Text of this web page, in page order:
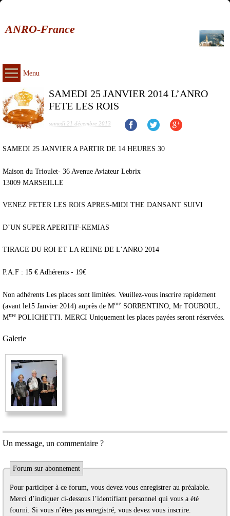
ANRO-France
Menu
SAMEDI 25 JANVIER 2014 L’ANRO
FETE LES ROIS
samedi 21 décembre 2013
SAMEDI 25 JANVIER A PARTIR DE 14 HEURES 30
Maison du Trioulet- 36 Avenue Aviateur Lebrix
13009 MARSEILLE
VENEZ FETER LES ROIS APRES-MIDI THE DANSANT SUIVI
D’UN SUPER APERITIF-KEMIAS
TIRAGE DU ROI ET LA REINE DE L’ANRO 2014
P.A.F : 15 € Adhérents - 19€
Non adhérents Les places sont limitées. Veuillez-vous inscrire rapidement
(avant le15 Janvier 2014) auprès de Mme SORRENTINO, Mr TOUBOUL,
Mme POLICHETTI. MERCI Uniquement les places payées seront réservées.
Galerie
Un message, un commentaire ?
Forum sur abonnement
Pour participer à ce forum, vous devez vous enregistrer au préalable.
Merci d’indiquer ci-dessous l’identifiant personnel qui vous a été
fourni. Si vous n’êtes pas enregistré, vous devez vous inscrire.